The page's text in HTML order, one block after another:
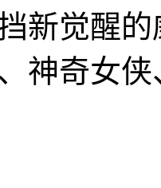
新觉醒
神奇女